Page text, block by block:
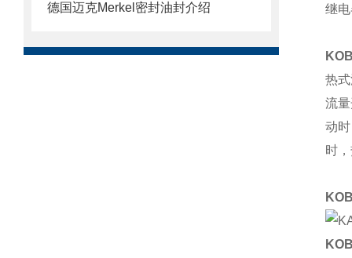
德国迈克Merkel密封油封介绍
继
热
流
动
时